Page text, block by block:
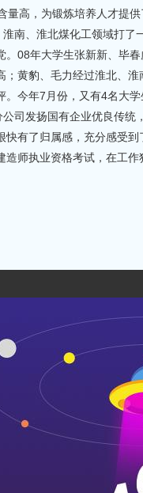
高，为锻炼培养人才提
南、淮北煤化工领域打
08年大学生张新新、毕
黄豹、毛力经过淮北、
今年7月份，又有4名大
发扬国有企业优良传统
有了归属感，充分感受
师执业资格考试，在工